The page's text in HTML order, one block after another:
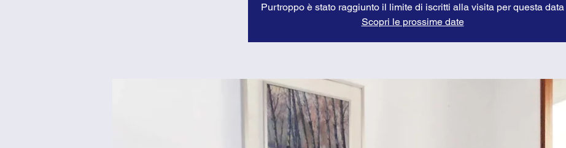
Purtroppo è stato raggiunto il limite di iscritti alla visita per questa data
Scopri le prossime date